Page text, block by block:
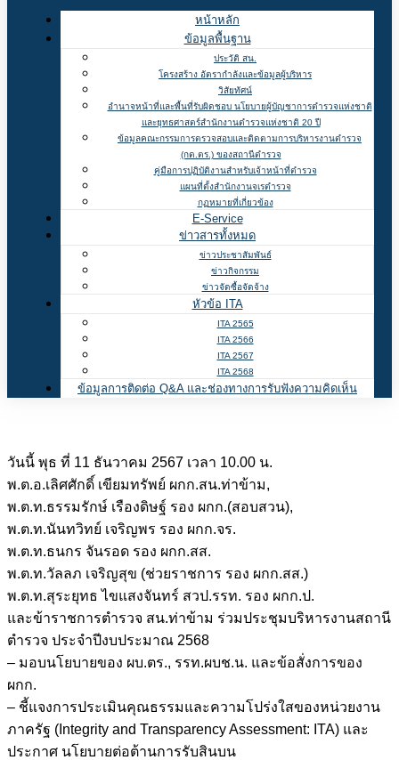
หน้าหลัก
ข้อมูลพื้นฐาน
ประวัติ สน.
โครงสร้าง อัตรากำลังและข้อมูลผู้บริหาร
วิสัยทัศน์
อำนาจหน้าที่และพื้นที่รับผิดชอบ นโยบายผู้บัญชาการตำรวจแห่งชาติ
และยุทธศาสตร์สำนักงานตำรวจแห่งชาติ 20 ปี
ข้อมูลคณะกรรมการตรวจสอบและติดตามการบริหารงานตำรวจ
(กต.ตร.) ของสถานีตำรวจ
คู่มือการปฏิบัติงานสำหรับเจ้าหน้าที่ตำรวจ
แผนที่ตั้งสำนักงานจเรตำรวจ
กฏหมายที่เกี่ยวข้อง
E-Service
ข่าวสารทั้งหมด
ข่าวประชาสัมพันธ์
ข่าวกิจกรรม
ข่าวจัดซื้อจัดจ้าง
หัวข้อ ITA
ITA 2565
ITA 2566
ITA 2567
ITA 2568
ข้อมูลการติดต่อ Q&A และช่องทางการรับฟังความคิดเห็น
วันนี้ พุธ ที่ 11 ธันวาคม 2567 เวลา 10.00 น.
พ.ต.อ.เลิศศักดิ์ เขียมทรัพย์ ผกก.สน.ท่าข้าม,
พ.ต.ท.ธรรมรักษ์ เรืองดิษฐ์ รอง ผกก.(สอบสวน),
พ.ต.ท.นันทวิทย์ เจริญพร รอง ผกก.จร.
พ.ต.ท.ธนกร จันรอด รอง ผกก.สส.
พ.ต.ท.วัลลภ เจริญสุข (ช่วยราชการ รอง ผกก.สส.)
พ.ต.ท.สุระยุทธ ไขแสงจันทร์ สวป.รรท. รอง ผกก.ป.
และข้าราชการตำรวจ สน.ท่าข้าม ร่วมประชุมบริหารงานสถานี
ตำรวจ ประจำปีงบประมาณ 2568
– มอบนโยบายของ ผบ.ตร., รรท.ผบช.น. และข้อสั่งการของ
ผกก.
– ชี้แจงการประเมินคุณธรรมและความโปร่งใสของหน่วยงาน
ภาครัฐ (Integrity and Transparency Assessment: ITA) และ
ประกาศ นโยบายต่อต้านการรับสินบน